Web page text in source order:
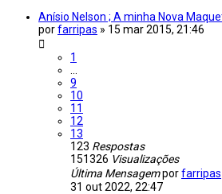
Anísio Nelson ; A minha Nova
porfarripas » 15 mar 2015, 21:46
1
9
10
11
12
13
123 Respostas
151326 Visualizações
Última Mensagemporfarripas
31 out 2022, 22:47